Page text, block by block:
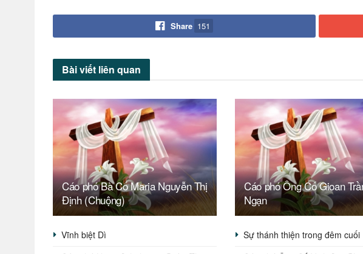
Share 151
Bài viết liên quan
Cáo phó Bà Cố Maria Nguyễn Thị
Định (Chuộng)
Cáo phó Ông Cố Gioan
Ngạn
Vĩnh biệt Dì Sự thánh thiện trong đêm cuối